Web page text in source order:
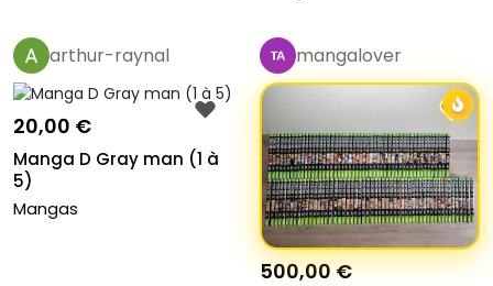
arthur-raynal
20,00 €
Manga D Gray man (1 à
5)
Mangas
mangalover
500,00 €